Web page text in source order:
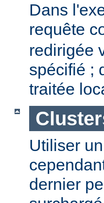
Dans
requête
redirigée
spécifié ;
traitée
Utiliser
dernier